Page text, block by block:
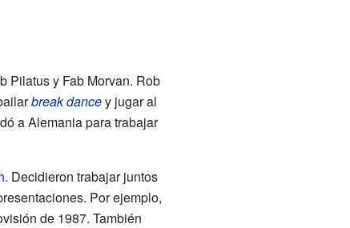
Pilatus y Fab Morvan. Rob
break dancey jugar al
a Alemania para trabajar
. Decidieron trabajar juntos
Por ejemplo,
de 1987. También